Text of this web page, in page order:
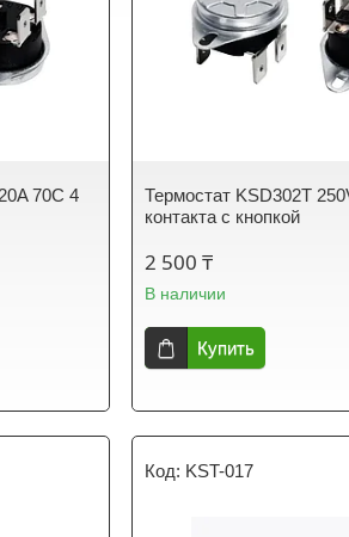
70C 4
Термостат KSD302T
контакта с кнопкой
2 500 ₸
В наличии
Купить
KST-017